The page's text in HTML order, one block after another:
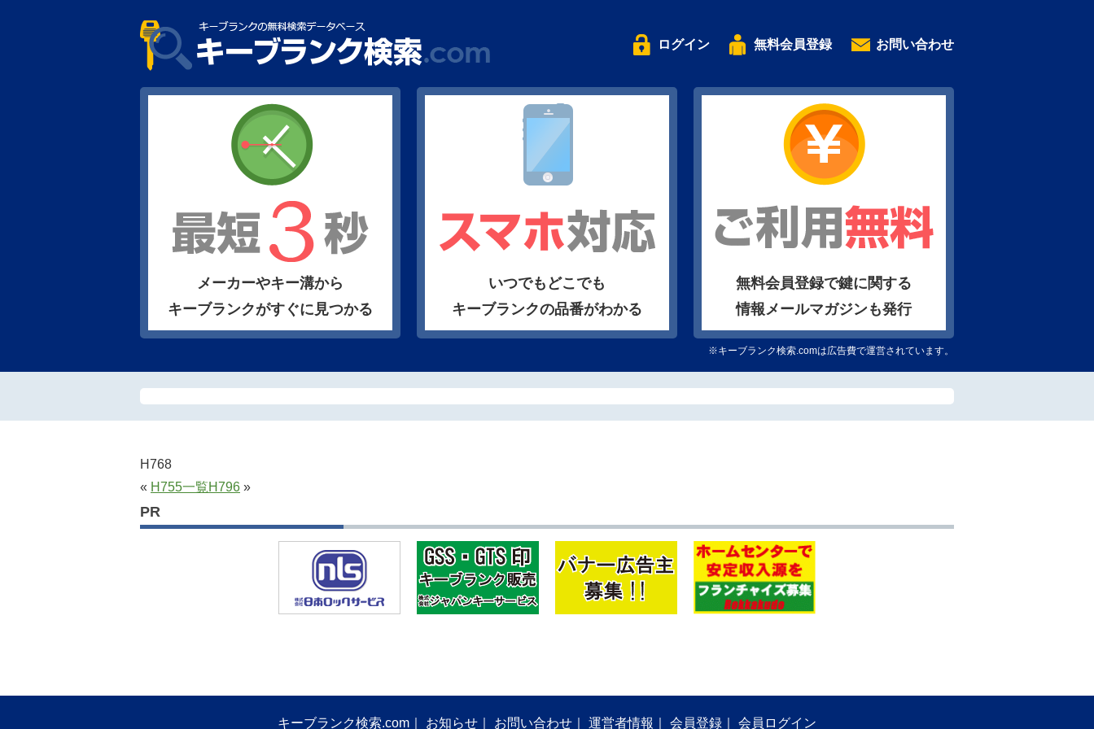
ログイン 無料会員登録 お問い合わせ
メーカーやキー溝から
キーブランクがすぐに見つかる
いつでもどこでも
キーブランクの品番がわかる
無料会員登録で鍵に関する
情報メールマガジンも発行
※キーブランク検索.comは広告費で運営されています。
H768
« H755一覧H796 »
PR
キーブランク検索.com お知らせ お問い合わせ 運営者情報 会員登録 会員ログイン